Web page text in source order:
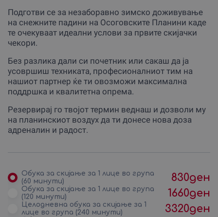
Подготви се за незаборавно зимско доживување
на снежните падини на Осоговските Планини каде
те очекуваат идеални услови за првите скијачки
чекори.
Без разлика дали си почетник или сакаш да ја
усовршиш техниката, професионалниот тим на
нашиот партнер ќе ти овозможи максимална
поддршка и квалитетна опрема.
Резервирај го твојот термин веднаш и дозволи му
на планинскиот воздух да ти донесе нова доза
адреналин и радост.
Обука за скијање за 1 лице во група
(60 минути)
830ден
Обука за скијање за 1 лице во група
(120 минути)
1660ден
Целодневна обука за скијање за 1
лице во група (240 минути)
3320ден